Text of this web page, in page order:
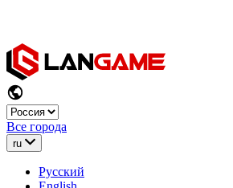
Все города
ru
Русский